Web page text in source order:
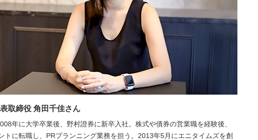
取締役 角田千佳さん
年に大学卒業後、野村證券に新卒入社。株式や債券の営業職を経験後、
トに転職し、PRプランニング業務を担う。2013年5月にエニタイムズを創